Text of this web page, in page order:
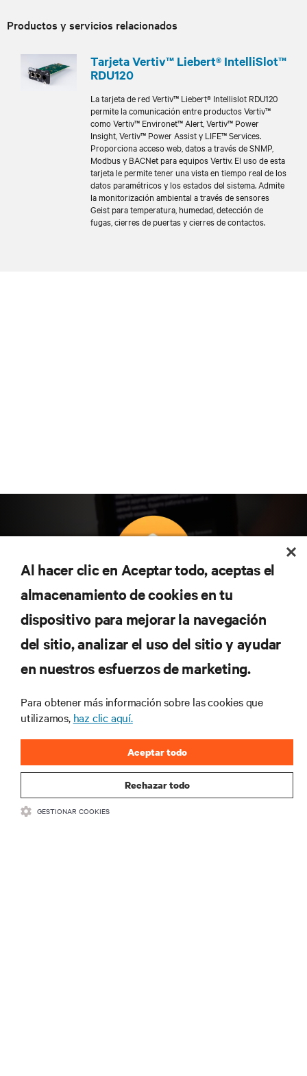
Productos y servicios relacionados
Tarjeta Vertiv™ Liebert® IntelliSlot™
RDU120
La tarjeta de red Vertiv™ Liebert® Intellislot RDU120
permite la comunicación entre productos Vertiv™
como Vertiv™ Environet™ Alert, Vertiv™ Power
Insight, Vertiv™ Power Assist y LIFE™ Services.
Proporciona acceso web, datos a través de SNMP,
Modbus y BACNet para equipos Vertiv. El uso de esta
tarjeta le permite tener una vista en tiempo real de los
datos paramétricos y los estados del sistema. Admite
la monitorización ambiental a través de sensores
Geist para temperatura, humedad, detección de
fugas, cierres de puertas y cierres de contactos.
Suscríbete para conocer las últimas tendencias
tecnológicas
Recibe actualizaciones periódicas sobre los temas
más importantes del sector, con los últimos debates
y perspectivas de expertos sobre gestión de
centros de datos y gestión de infraestructuras.
REGÍSTRATE AHORA
Al hacer clic en Aceptar todo, aceptas el
almacenamiento de cookies en tu
dispositivo para mejorar la navegación
del sitio, analizar el uso del sitio y ayudar
en nuestros esfuerzos de marketing.
Para obtener más información sobre las cookies que
utilizamos, haz clic aquí.
Rechazar todo
Aceptar todo
GESTIONAR COOKIES